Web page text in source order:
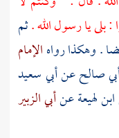
بلى يا رسول الله .ثم
. وهكذا رواهالإمام
صالحعنأبي سعيد
ابن لهيعةعنأبي الزبير